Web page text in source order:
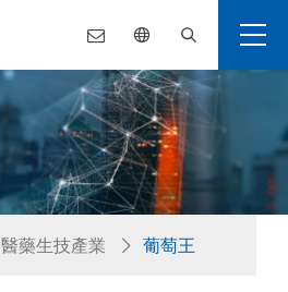
醫藥生技產業 葡萄王